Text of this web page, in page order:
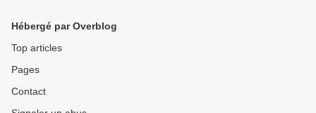
Hébergé par Overblog
Top articles
Pages
Contact